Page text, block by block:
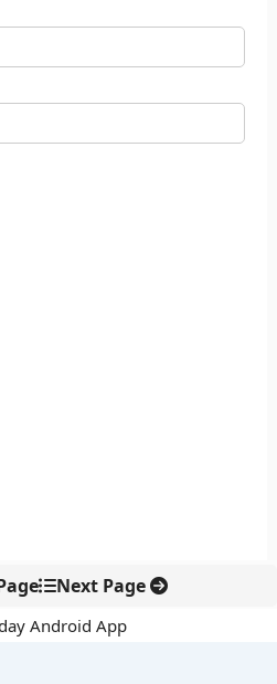
Next Page
Android App